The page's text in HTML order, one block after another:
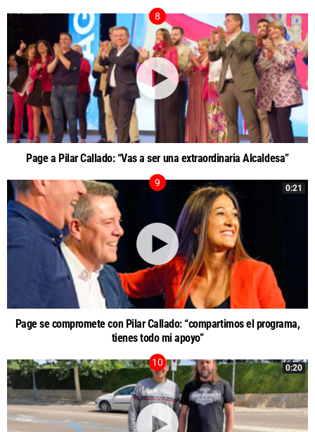
Page a Pilar Callado: “Vas a ser una extraordinaria Alcaldesa”
0:21
Page se compromete con Pilar Callado: “compartimos el programa,
tienes todo mi apoyo”
0:20